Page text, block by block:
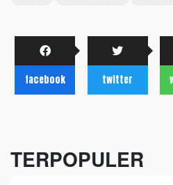
facebook twitter
TERPOPULER